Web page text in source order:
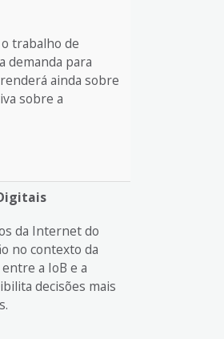
trabalho de
demanda para
ainda sobre
sobre a
da Internet do
no contexto da
a IoB e a
decisões mais